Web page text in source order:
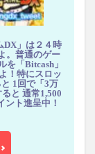
DX」は２４時
。普通のゲー
を「Bitcash」
！特にスロッ
1回で「3万
と 通常1,500
ント進呈中！